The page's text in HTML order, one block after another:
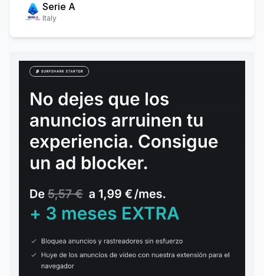
Serie A
Italy